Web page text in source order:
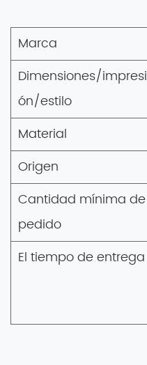
Marca
Dimensiones/impresi
ón/estilo
Material
Origen
Cantidad mínima de
pedido
El tiempo de entrega